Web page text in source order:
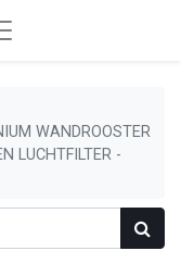
WANDROOSTER
LUCHTFILTER -